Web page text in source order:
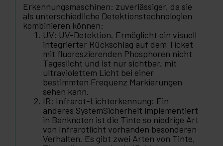
Erkennungsmaschinen: zuverlässiger, da sie
als unterschiedliche Detektionstechnologien
kombinieren können:
UV: UV-Detektion. Ermöglicht ein visuell
integrierter Rückschlag auf dem Ticket
mit fluoreszierenden Phosphoren nicht
Tageslicht und ist nur sichtbar, mit
ultraviolettem Licht bei einer
bestimmten Frequenz Markierungen
sehen kann.
IR: Infrarot-Lichterkennung: Ein
anderes SystemSicherheit implementiert
in Banknoten ist die Tinte so niedrige Art
von Infrarotlicht vorhanden besonderen
Verhalten. Es gibt zwei Arten von Tinte,